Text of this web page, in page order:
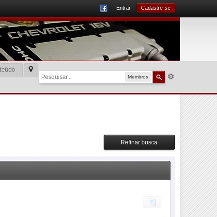
Entrar Cadastre-se
Membros
Refinar busca